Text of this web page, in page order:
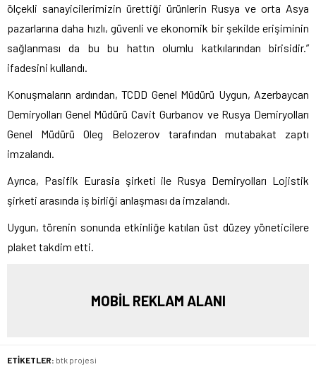
ölçekli sanayicilerimizin ürettiği ürünlerin Rusya ve orta Asya
pazarlarına daha hızlı, güvenli ve ekonomik bir şekilde erişiminin
sağlanması da bu bu hattın olumlu katkılarından birisidir.”
ifadesini kullandı.
Konuşmaların ardından, TCDD Genel Müdürü Uygun, Azerbaycan
Demiryolları Genel Müdürü Cavit Gurbanov ve Rusya Demiryolları
Genel Müdürü Oleg Belozerov tarafından mutabakat zaptı
imzalandı.
Ayrıca, Pasifik Eurasia şirketi ile Rusya Demiryolları Lojistik
şirketi arasında iş birliği anlaşması da imzalandı.
Uygun, törenin sonunda etkinliğe katılan üst düzey yöneticilere
plaket takdim etti.
MOBİL REKLAM ALANI
ETİKETLER: btk projesi